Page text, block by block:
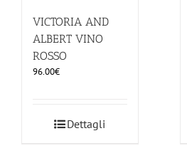
BOMBONIERE
BELLINI HO.RE.CA
VICTORIA AND
ALBERT VINO
ROSSO
96.00€
Dettagli